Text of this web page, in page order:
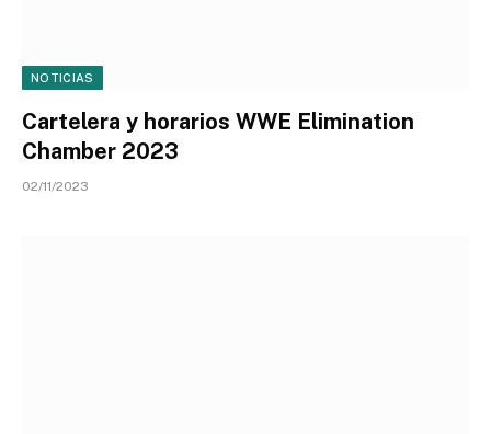
NOTICIAS
Cartelera y horarios WWE Elimination
Chamber 2023
02/11/2023